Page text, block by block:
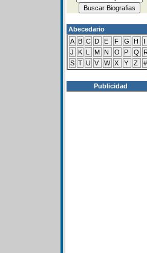
Abecedario
A B C D E F G H
I
J
K L M N O P Q
R
S T U V W X Y Z #
Publicidad